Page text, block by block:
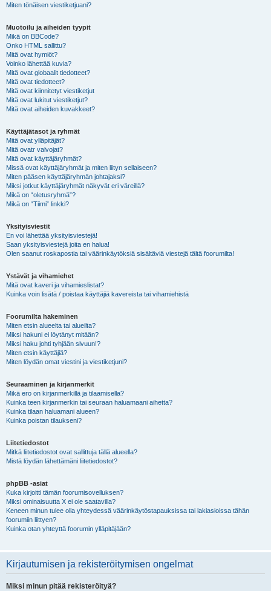
Miten tönäisen viestiketjuani?
Muotoilu ja aiheiden tyypit
Mikä on BBCode?
Onko HTML sallittu?
Mitä ovat hymiöt?
Voinko lähettää kuvia?
Mitä ovat globaalit tiedotteet?
Mitä ovat tiedotteet?
Mitä ovat kiinnitetyt viestiketjut
Mitä ovat lukitut viestiketjut?
Mitä ovat aiheiden kuvakkeet?
Käyttäjätasot ja ryhmät
Mitä ovat ylläpitäjät?
Mitä ovatr valvojat?
Mitä ovat käyttäjäryhmät?
Missä ovat käyttäjäryhmät ja miten liityn sellaiseen?
Miten pääsen käyttäjäryhmän johtajaksi?
Miksi jotkut käyttäjäryhmät näkyvät eri väreillä?
Mikä on “oletusryhmä”?
Mikä on “Tiimi” linkki?
Yksityisviestit
En voi lähettää yksityisviestejä!
Saan yksityisviestejä joita en halua!
Olen saanut roskapostia tai väärinkäytöksiä sisältäviä viestejä tältä foorumilta!
Ystävät ja vihamiehet
Mitä ovat kaveri ja vihamieslistat?
Kuinka voin lisätä / poistaa käyttäjiä kavereista tai vihamiehistä
Foorumilta hakeminen
Miten etsin alueelta tai alueilta?
Miksi hakuni ei löytänyt mitään?
Miksi haku johti tyhjään sivuun!?
Miten etsin käyttäjiä?
Miten löydän omat viestini ja viestiketjuni?
Seuraaminen ja kirjanmerkit
Mikä ero on kirjanmerkillä ja tilaamisella?
Kuinka teen kirjanmerkin tai seuraan haluamaani aihetta?
Kuinka tilaan haluamani alueen?
Kuinka poistan tilaukseni?
Liitetiedostot
Mitkä liitetiedostot ovat sallittuja tällä alueella?
Mistä löydän lähettämäni liitetiedostot?
phpBB -asiat
Kuka kirjoitti tämän foorumisovelluksen?
Miksi ominaisuutta X ei ole saatavilla?
Keneen minun tulee olla yhteydessä väärinkäytöstapauksissa tai lakiasioissa tähän
foorumiin liittyen?
Kuinka otan yhteyttä foorumin ylläpitäjään?
Kirjautumisen ja rekisteröitymisen ongelmat
Miksi minun pitää rekisteröityä?